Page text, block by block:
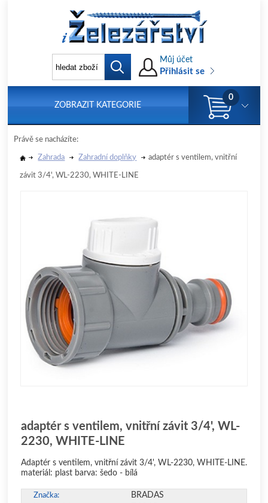
Můj účet
Přihlásit se
ZOBRAZIT KATEGORIE
0
Právě se nacházíte:
Zahrada Zahradní doplňky adaptér s ventilem, vnitřní
závit 3/4', WL-2230, WHITE-LINE
adaptér s ventilem, vnitřní závit 3/4', WL-
2230, WHITE-LINE
Adaptér s ventilem, vnitřní závit 3/4', WL-2230, WHITE-LINE.
materiál: plast barva: šedo - bílá
Značka: BRADAS